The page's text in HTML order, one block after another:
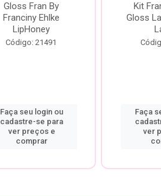
Gloss Fran By
Franciny Ehlke
LipHoney
Código: 21491
Faça seu login ou
cadastre-se para
ver preços e
comprar
Kit
Gloss
Faça
ver